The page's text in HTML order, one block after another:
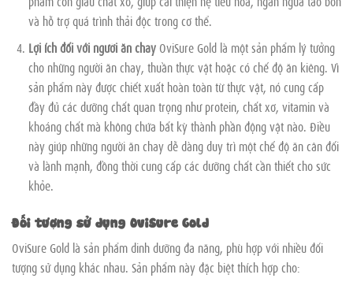
và hỗ trợ quá trình thải độc trong cơ thể.
Lợi ích đối với người ăn chayOviSure Gold là một sản phẩm lý tưởng
cho những người ăn chay, thuần thực vật hoặc có chế độ ăn kiêng. Vì
sản phẩm này được chiết xuất hoàn toàn từ thực vật, nó cung cấp
đầy đủ các dưỡng chất quan trọng như protein, chất xơ, vitamin và
khoáng chất mà không chứa bất kỳ thành phần động vật nào. Điều
này giúp những người ăn chay dễ dàng duy trì một chế độ ăn cân đối
và lành mạnh, đồng thời cung cấp các dưỡng chất cần thiết cho sức
khỏe.
Đối tượng sử dụng OviSure Gold
OviSure Gold là sản phẩm dinh dưỡng đa năng, phù hợp với nhiều đối
tượng sử dụng khác nhau. Sản phẩm này đặc biệt thích hợp cho: